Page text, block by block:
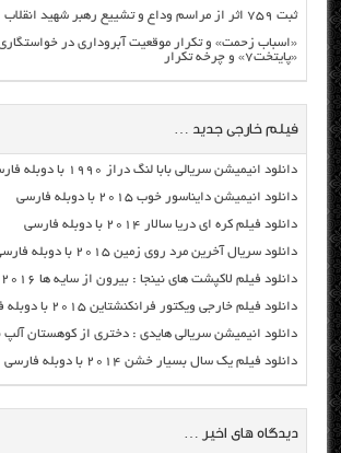
ثبت ۷۵۹ اثر از مراسم وداع و تشییع رهبر شهید انقلاب
«اسباب زحمت» و تکرار موقعیت آبروداری در
«پایتخت۷» و چرخه تکرار
فیلم خارجی جدید …
دانلود انیمیشن سریالی بابا لنگ دراز ۱۹۹۰ با دوبله فارسی
دانلود انیمیشن دایناسور خوب ۲۰۱۵ با دوبله فارسی
دانلود فیلم کره ای دریا سالار ۲۰۱۴ با دوبله فارسی
دانلود سریال آخرین مرد روی زمین ۲۰۱۵ با دوبله فارسی
دانلود فیلم لاکپشت های نینجا : بیرون از سایه ها ۲۰۱۶ با دوبله فارسی
دانلود فیلم خارجی ویکتور فرانکنشتاین ۲۰۱۵ با دوبله فارسی
دانلود انیمیشن سریالی هایدی : دختری از کوهستان آلپ
دانلود فیلم یک سال بسیار خشن ۲۰۱۴ با دوبله فارسی
دیدگاه های اخیر …